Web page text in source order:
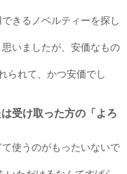
きるノベルティーを探し
いましたが、安価なもの
られて、かつ安価でし
受け取った方の「よろ
使うのがもったいないで